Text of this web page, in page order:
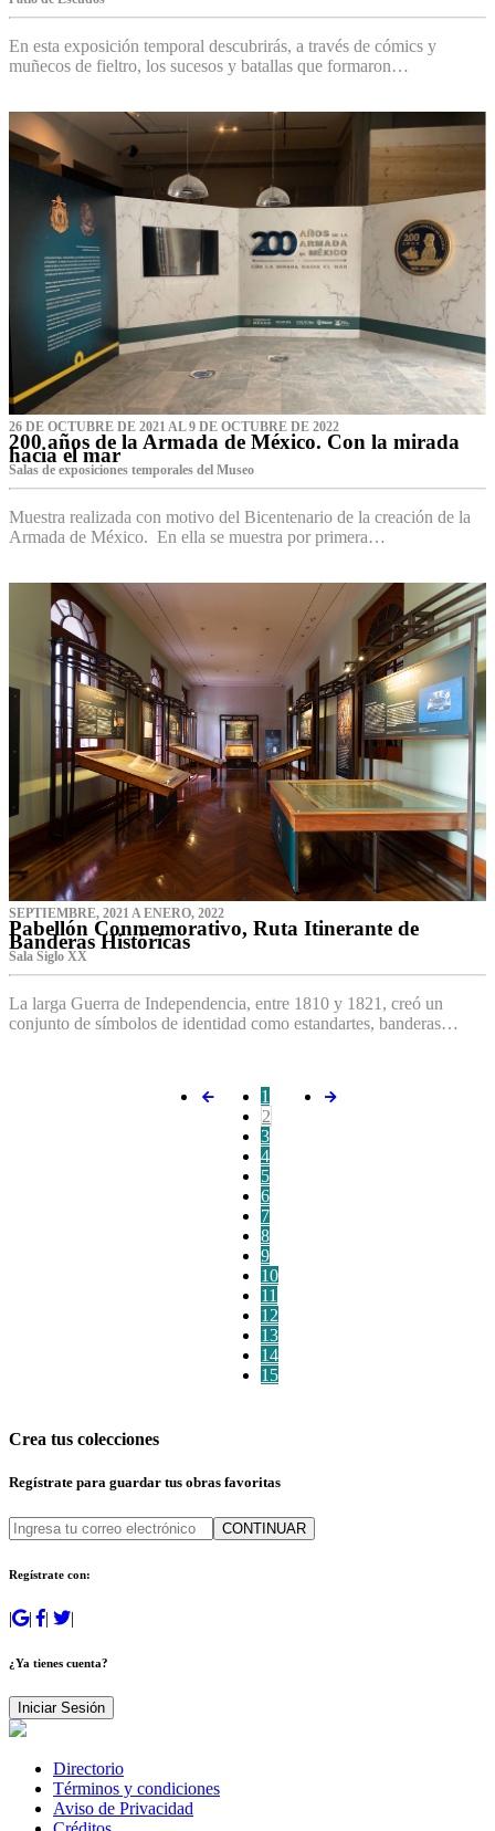
En esta exposición temporal descubrirás, a través de cómics y
muñecos de fieltro, los sucesos y batallas que formaron…
26 DE OCTUBRE DE 2021 AL 9 DE OCTUBRE DE 2022
200 años de la Armada de México. Con la mirada
hacia el mar
Salas de exposiciones temporales del Museo‌
Muestra realizada con motivo del Bicentenario de la creación de la
Armada de México. En ella se muestra por primera…
SEPTIEMBRE, 2021 A ENERO, 2022
Pabellón Conmemorativo, Ruta Itinerante de
Banderas Históricas
Sala Siglo XX
La larga Guerra de Independencia, entre 1810 y 1821, creó un
conjunto de símbolos de identidad como estandartes, banderas…
1
2
3
4
5
6
7
8
9
10
11
12
13
14
15
Crea tus colecciones
Regístrate para guardar tus obras favoritas
CONTINUAR
Regístrate con:
| | | |
¿Ya tienes cuenta?
Iniciar Sesión
Directorio
Términos y condiciones
Aviso de Privacidad